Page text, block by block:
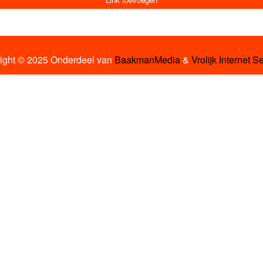
© 2025 Onderdeel van BaakmanMedia& Vrolijk Internet